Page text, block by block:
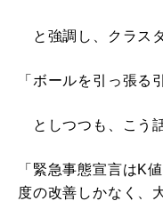
と強調し、クラス
「ボールを引っ張る
としつつも、こう話
「緊急事態宣言はK
度の改善しかなく、